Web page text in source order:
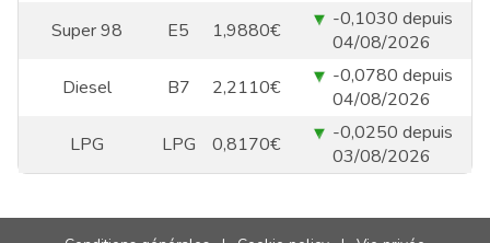
Super 98
E5 1,9880€
-0,1030 depuis
04/08/2026
Diesel
B7 2,2110€
-0,0780 depuis
04/08/2026
LPG
LPG 0,8170€
-0,0250 depuis
03/08/2026